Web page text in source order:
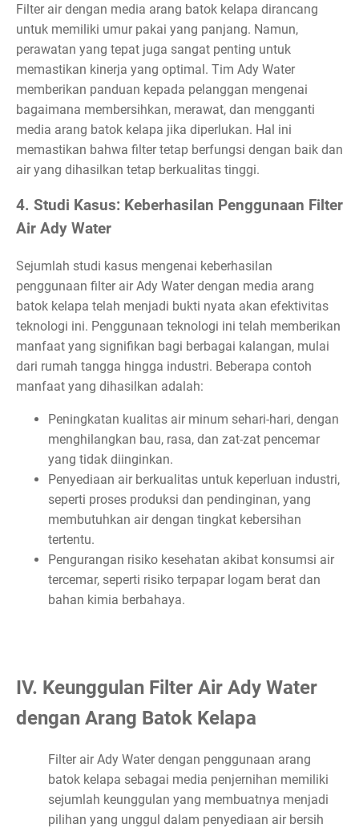
Filter air dengan media arang batok kelapa dirancang
untuk memiliki umur pakai yang panjang. Namun,
perawatan yang tepat juga sangat penting untuk
memastikan kinerja yang optimal. Tim Ady Water
memberikan panduan kepada pelanggan mengenai
bagaimana membersihkan, merawat, dan mengganti
media arang batok kelapa jika diperlukan. Hal ini
memastikan bahwa filter tetap berfungsi dengan baik dan
air yang dihasilkan tetap berkualitas tinggi.
4. Studi Kasus: Keberhasilan Penggunaan Filter
Air Ady Water
Sejumlah studi kasus mengenai keberhasilan
penggunaan filter air Ady Water dengan media arang
batok kelapa telah menjadi bukti nyata akan efektivitas
teknologi ini. Penggunaan teknologi ini telah memberikan
manfaat yang signifikan bagi berbagai kalangan, mulai
dari rumah tangga hingga industri. Beberapa contoh
manfaat yang dihasilkan adalah:
Peningkatan kualitas air minum sehari-hari, dengan
menghilangkan bau, rasa, dan zat-zat pencemar
yang tidak diinginkan.
Penyediaan air berkualitas untuk keperluan industri,
seperti proses produksi dan pendinginan, yang
membutuhkan air dengan tingkat kebersihan
tertentu.
Pengurangan risiko kesehatan akibat konsumsi air
tercemar, seperti risiko terpapar logam berat dan
bahan kimia berbahaya.
IV. Keunggulan Filter Air Ady Water
dengan Arang Batok Kelapa
Filter air Ady Water dengan penggunaan arang
batok kelapa sebagai media penjernihan memiliki
sejumlah keunggulan yang membuatnya menjadi
pilihan yang unggul dalam penyediaan air bersih